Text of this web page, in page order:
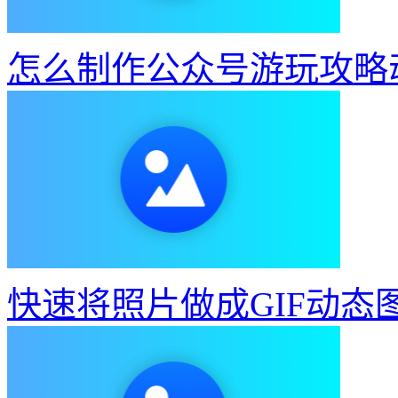
怎么制作公众号游玩攻
快速将照片做成GIF动态